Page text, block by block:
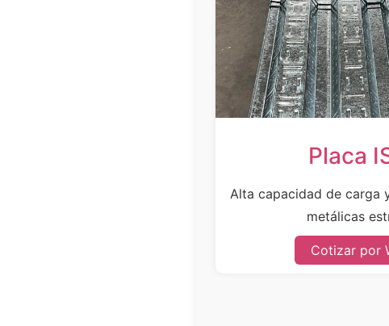
Placa
Alta capacidad de carga
metálicas
Cotizar por